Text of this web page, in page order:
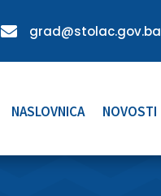
 grad@stolac.gov.ba
NASLOVNICA NOVOSTI